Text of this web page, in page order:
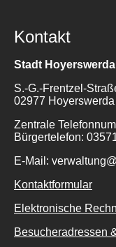
Kontakt
Stadt Hoyerswerda
S.-G.-Frentzel-
02977 Hoyerswerda
Zentrale
Bürgertelefon:
E-Mail:
Kontaktformular
Elektronische
Besucheradressen